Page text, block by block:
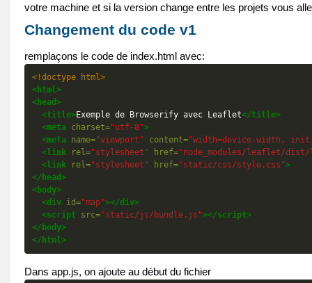
votre machine et si la version change entre les projets vous
Changement du code v1
remplaçons le code de index.html avec:
<!doctype html>
<html>
<head>
<title>Exemple de Browserify avec Leaflet</title>
<meta
charset="utf-8">
<meta
name="viewport" content="width=device-width,
<link
rel="stylesheet" href="node_modules/leaflet/
<link
rel="stylesheet" href="static/css/style.css">
</head>
<body>
<div
id="map"></div>
<script
src="static/js/bundle.js"></script>
</body>
</html>
Dans app.js, on ajoute au début du fichier